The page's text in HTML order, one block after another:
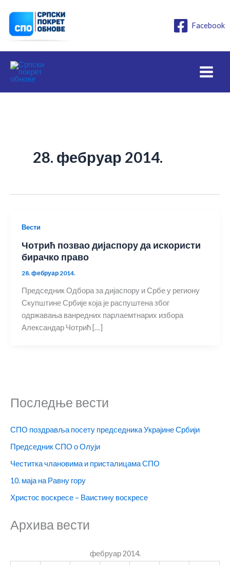
садржај
Facebook
28. фебруар 2014.
Вести
Чотрић позвао дијаспору да искористи
бирачко право
28. фебруар 2014.
Председник Одбора за дијаспору и Србе у региону
Скупштине Србије која је распуштена због
одржавања ванредних парлаемтнарих избора
Александар Чотрић […]
Последње вести
СПО поздравља посету председника Украјине Србији
Председник СПО о Олуји
Честитка члановима и присталицама СПО
10. маја на Равну гору
Христос воскресе – Ваистину воскресе
Архива вести
фебруар 2014.